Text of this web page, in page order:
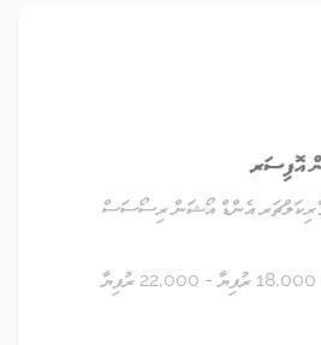
އޮފިސަރ
އެންޑް އޯޝަން ރިސޯސަސް
18,000 ރުފިޔާ - 22,000 ރުފިޔާ